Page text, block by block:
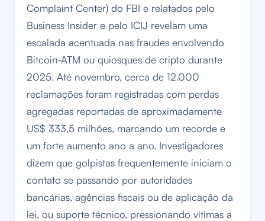
Complaint Center) do FBI e relatados pelo
Business Insider e pelo ICIJ revelam uma
escalada acentuada nas fraudes envolvendo
Bitcoin‑ATM ou quiosques de cripto durante
2025. Até novembro, cerca de 12.000
reclamações foram registradas com perdas
agregadas reportadas de aproximadamente
US$ 333,5 milhões, marcando um recorde e
um forte aumento ano a ano. Investigadores
dizem que golpistas frequentemente iniciam o
contato se passando por autoridades
bancárias, agências fiscais ou de aplicação da
lei, ou suporte técnico, pressionando vítimas a